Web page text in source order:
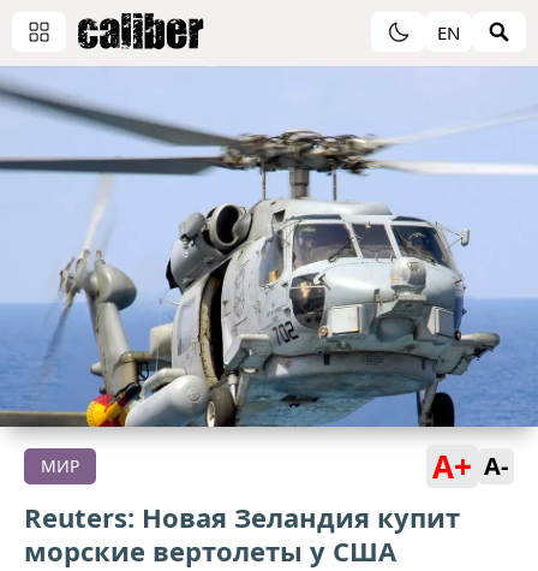
EN
МИР A+ A-
Reuters: Новая Зеландия купит
морские вертолеты у США